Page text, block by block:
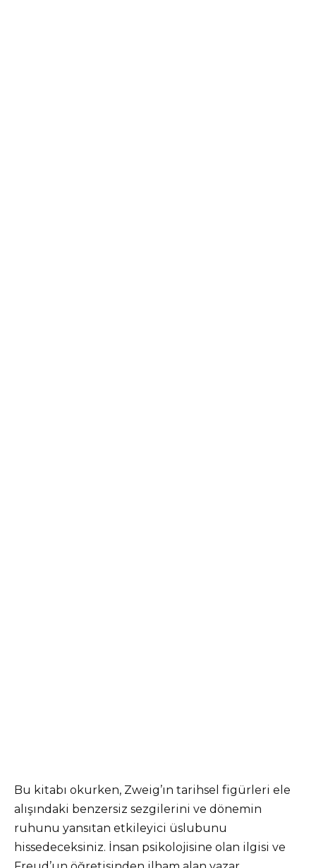
Bu kitabı okurken, Zweig’ın tarihsel figürleri ele
alışındaki benzersiz sezgilerini ve dönemin
ruhunu yansıtan etkileyici üslubunu
hissedeceksiniz. İnsan psikolojisine olan ilgisi ve